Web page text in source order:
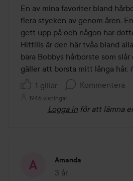
av
5
En av mina favoriter bland
flera stycken av genom åren.
gett upp på och någon har
Hittills är den här tvåa bland
bara Bobbys hårborste som
gäller att borsta mitt långa hår.
1 gillar
Kommentera
1946 visningar
Logga in för att lämna
Amanda
3 år
Inlägget skapades 3 år